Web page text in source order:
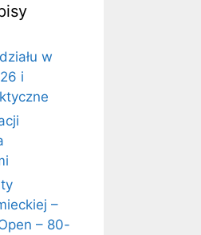
w
i
–
– 80-